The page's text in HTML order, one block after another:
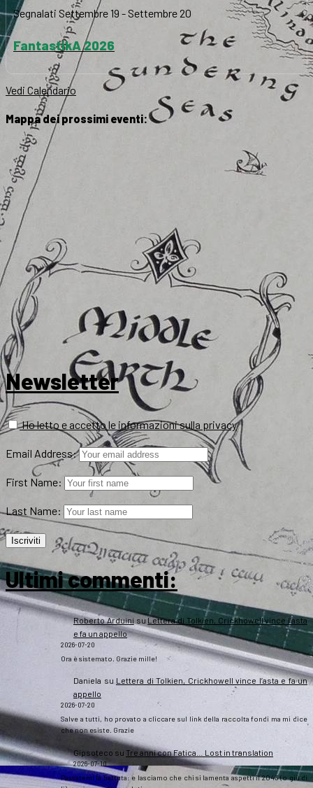
Segnalati Settembre 19 - Settembre 20
FantastikA 2026
Vedi Calendario
Mappa dei prossimi eventi:
Newsletter
Ho letto e accetto le informazioni sulla privacy
Email Address:
First Name:
Last Name:
Ultimi commenti:
Roberto Arduinisu Lettera di Tolkien, Crickhowell vince l’asta
e fa un appello
2026-07-20
Ora è sistemato. Grazie mille!
Daniela su Lettera di Tolkien, Crickhowell vince l’asta e fa un
appello
2026-07-20
Salve a tutti, ho provato a cliccare sul link della raccolta fondi ma mi dice
che non esiste. Grazie
Gipsoteco su Tre anni con Fatica… Lost in translation
2026-07-10
Passatemi la battuta: e lasciamo che chi si lamenta aspetti il 2043 (o giù di